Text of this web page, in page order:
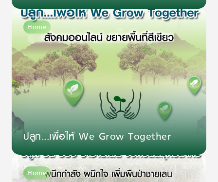
Home
ปลูก...เพื่อให้ We Grow Together
Home